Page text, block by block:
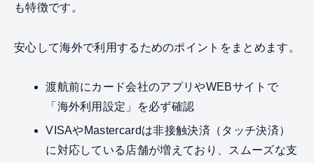
も特徴です。
安心して海外で利用するためのポイントをまとめます。
渡航前にカード会社のアプリやWEBサイトで
「海外利用設定」を必ず確認
VISAやMastercardは非接触決済（タッチ決済）
に対応している店舗が増えており、スムーズな支